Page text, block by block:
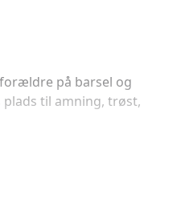
på barsel og
til amning, trøst,
og andre interesserede